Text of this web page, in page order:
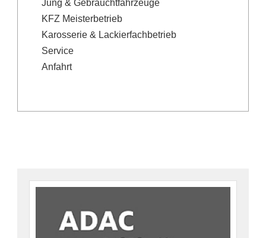
Jung & Gebrauchtfahrzeuge
KFZ Meisterbetrieb
Karosserie & Lackierfachbetrieb
Service
Anfahrt